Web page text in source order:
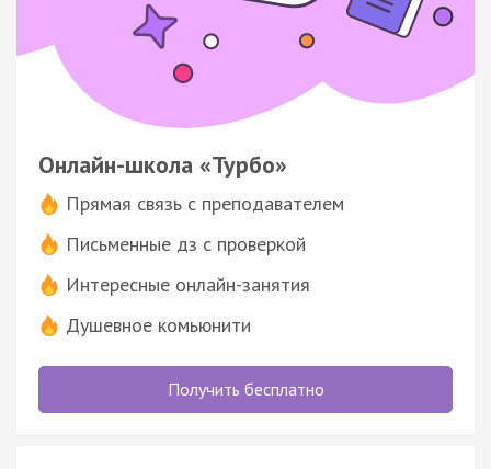
Онлайн-школа «Турбо»
Прямая связь с преподавателем
Письменные дз с проверкой
Интересные онлайн-занятия
Душевное комьюнити
Получить бесплатно